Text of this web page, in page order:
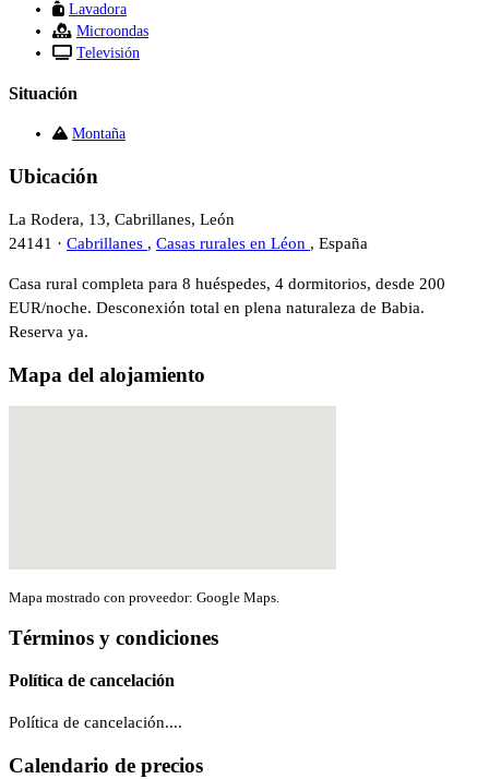
Lavadora
Microondas
Televisión
Situación
Montaña
Ubicación
La Rodera, 13, Cabrillanes, León
24141 · Cabrillanes , Casas rurales en Léon , España
Casa rural completa para 8 huéspedes, 4 dormitorios, desde 200
EUR/noche. Desconexión total en plena naturaleza de Babia.
Reserva ya.
Mapa del alojamiento
Mapa mostrado con proveedor: Google Maps.
Términos y condiciones
Política de cancelación
Política de cancelación....
Calendario de precios